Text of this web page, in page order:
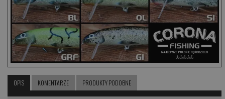
OPIS KOMENTARZE PRODUKTY PODOBNE